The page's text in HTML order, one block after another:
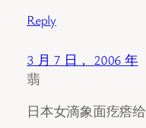
Reply
3 月 7 日， 2006 年
翡
日本女滴象面疙瘩给